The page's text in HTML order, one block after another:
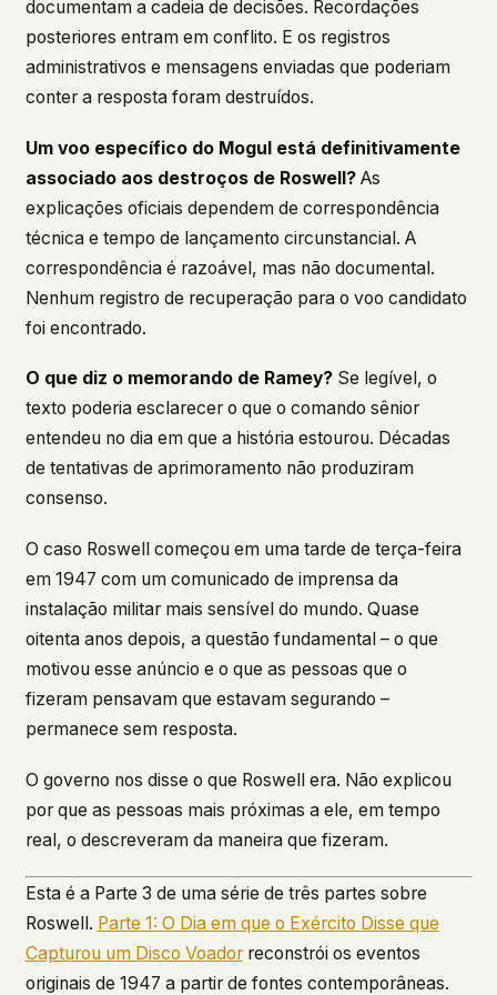
documentam a cadeia de decisões. Recordações
posteriores entram em conflito. E os registros
administrativos e mensagens enviadas que poderiam
conter a resposta foram destruídos.
Um voo específico do Mogul está definitivamente
associado aos destroços de Roswell?As
explicações oficiais dependem de correspondência
técnica e tempo de lançamento circunstancial. A
correspondência é razoável, mas não documental.
Nenhum registro de recuperação para o voo candidato
foi encontrado.
O que diz o memorando de Ramey?Se legível, o
texto poderia esclarecer o que o comando sênior
entendeu no dia em que a história estourou. Décadas
de tentativas de aprimoramento não produziram
consenso.
O caso Roswell começou em uma tarde de terça-feira
em 1947 com um comunicado de imprensa da
instalação militar mais sensível do mundo. Quase
oitenta anos depois, a questão fundamental – o que
motivou esse anúncio e o que as pessoas que o
fizeram pensavam que estavam segurando –
permanece sem resposta.
O governo nos disse o que Roswell era. Não explicou
por que as pessoas mais próximas a ele, em tempo
real, o descreveram da maneira que fizeram.
Esta é a Parte 3 de uma série de três partes sobre
Roswell. Parte 1: O Dia em que o Exército Disse que
Capturou um Disco Voadorreconstrói os eventos
originais de 1947 a partir de fontes contemporâneas.